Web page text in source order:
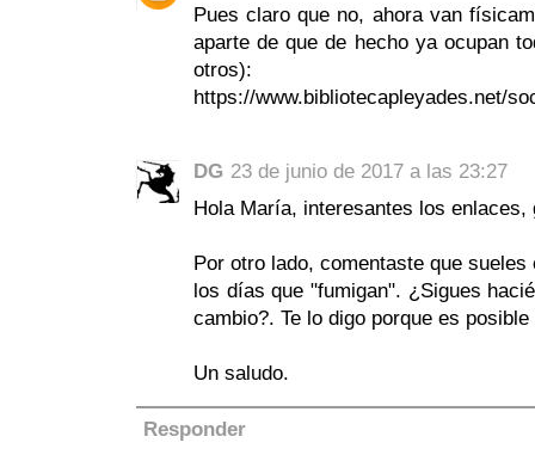
Pues claro que no, ahora van
aparte de que de hecho ya ocupan
otros):
https://www.bibliotecapleyades.net/
DG 23 de junio de 2017 a las 23:27
Hola María, interesantes los enlaces,
Por otro lado, comentaste que
los días que "fumigan". ¿Sigues
cambio?. Te lo digo porque es
Un saludo.
Responder